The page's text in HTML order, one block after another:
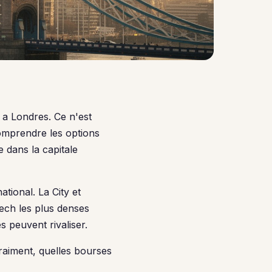
Londres. Ce n'est
les options
dans la capitale
La City et
les plus denses
peuvent rivaliser.
quelles bourses